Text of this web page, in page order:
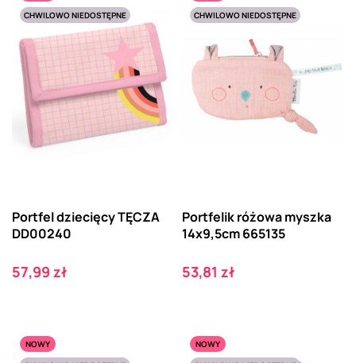
CHWILOWO NIEDOSTĘPNE
Portfel dziecięcy TĘCZA
DD00240
Cena
57,99 zł
CHWILOWO NIEDOSTĘPNE
Portfelik różowa myszka
14x9,5cm 665135
Cena
53,81 zł
NOWY
NOWY